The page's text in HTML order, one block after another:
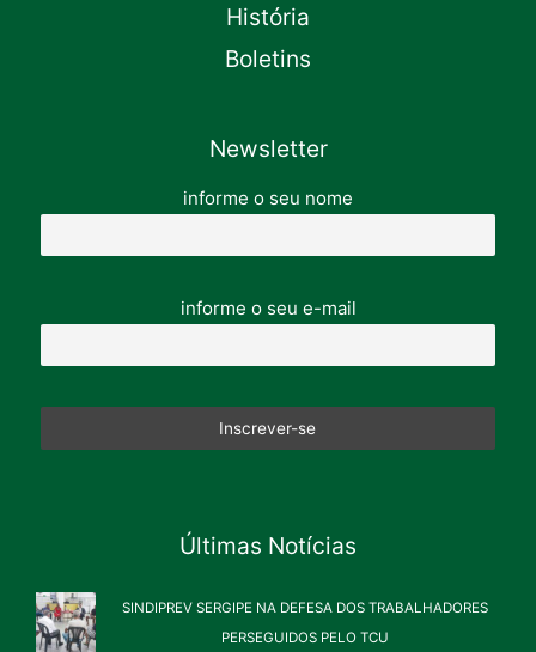
História
Boletins
Newsletter
informe o seu nome
informe o seu e-mail
Últimas Notícias
SINDIPREV SERGIPE NA DEFESA DOS TRABALHADORES
PERSEGUIDOS PELO TCU